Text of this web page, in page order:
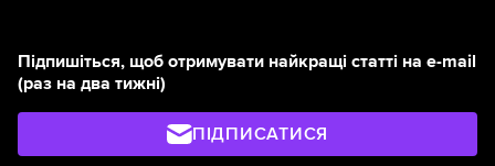
Підпишіться, щоб отримувати найкращі статті на e-mail
(раз на два тижні)
ПІДПИСАТИСЯ